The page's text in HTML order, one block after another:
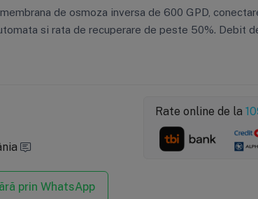
de osmoza inversa de 600 GPD,
si rata de recuperare de peste 50%. Debit
prin WhatsApp
Rate online de la